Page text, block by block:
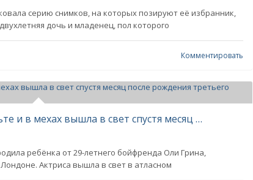
серию снимков, на которых позируют её избранник,
дочь и младенец, пол которого
Комментировать
44-летняя Сиенна Миллер с декольте и в мехах вышла в свет спустя месяц после рождения третьего ребёнка
ребёнка от 29-летнего бойфренда Оли Грина,
Актриса вышла в свет в атласном